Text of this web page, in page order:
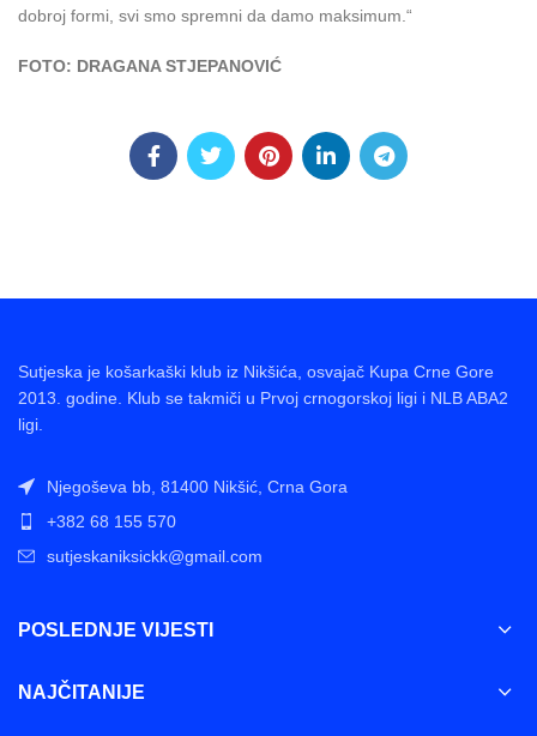
dobroj formi, svi smo spremni da damo maksimum.“
FOTO: DRAGANA STJEPANOVIĆ
Sutjeska je košarkaški klub iz Nikšića, osvajač Kupa Crne Gore
2013. godine. Klub se takmiči u Prvoj crnogorskoj ligi i NLB ABA2
ligi.
Njegoševa bb, 81400 Nikšić, Crna Gora
+382 68 155 570
sutjeskaniksickk@gmail.com
POSLEDNJE VIJESTI
NAJČITANIJE